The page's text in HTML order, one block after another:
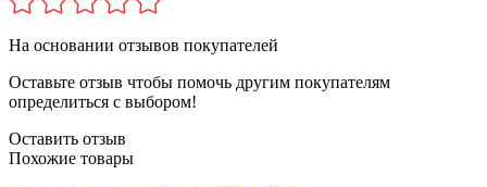
На основании отзывов покупателей
Оставьте отзыв чтобы помочь другим покупателям
определиться с выбором!
Оставить отзыв
Похожие товары